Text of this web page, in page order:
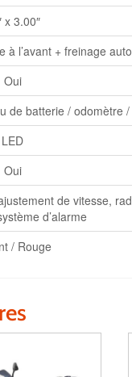
x 3.00″
l’avant + freinage
Oui
de batterie / odomètre /
LED
Oui
de vitesse,
d’alarme
/ Rouge